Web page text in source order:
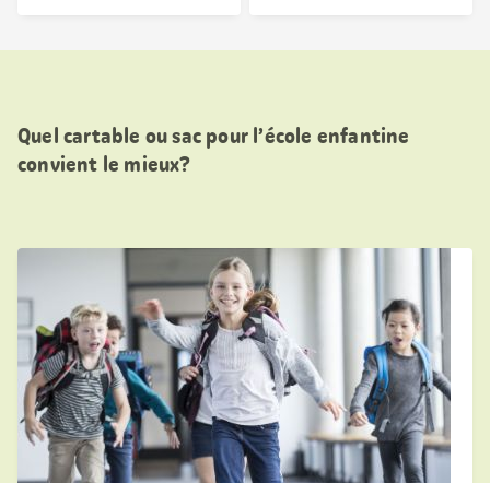
Quel cartable ou sac pour l’école enfantine
convient le mieux?